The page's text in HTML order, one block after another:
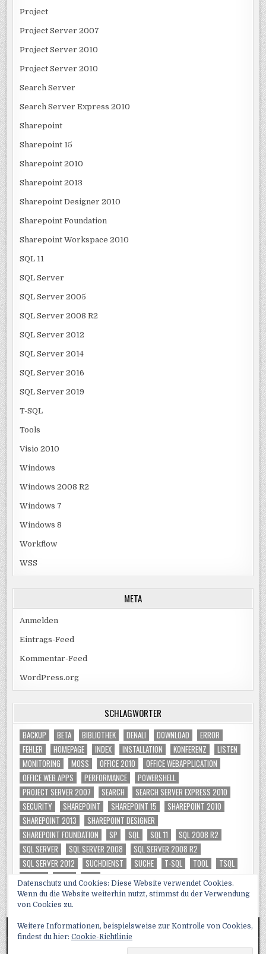
Project
Project Server 2007
Project Server 2010
Project Server 2010
Search Server
Search Server Express 2010
Sharepoint
Sharepoint 15
Sharepoint 2010
Sharepoint 2013
Sharepoint Designer 2010
Sharepoint Foundation
Sharepoint Workspace 2010
SQL 11
SQL Server
SQL Server 2005
SQL Server 2008 R2
SQL Server 2012
SQL Server 2014
SQL Server 2016
SQL Server 2019
T-SQL
Tools
Visio 2010
Windows
Windows 2008 R2
Windows 7
Windows 8
Workflow
WSS
META
Anmelden
Eintrags-Feed
Kommentar-Feed
WordPress.org
SCHLAGWÖRTER
BACKUP BETA BIBLIOTHEK DENALI DOWNLOAD
ERROR
FEHLER
HOMEPAGE INDEX INSTALLATION KONFERENZ
LISTEN
MONITORING
MOSS OFFICE 2010
OFFICE WEBAPPLICATION
OFFICE WEB APPS
PERFORMANCE
POWERSHELL
PROJECT SERVER 2007
SEARCH
SEARCH SERVER EXPRESS 2010
SECURITY
SHAREPOINT SHAREPOINT 15
SHAREPOINT 2010
SHAREPOINT 2013
SHAREPOINT DESIGNER
SHAREPOINT FOUNDATION
SP SQL SQL 11
SQL 2008 R2
SQL SERVER
SQL SERVER 2008
SQL SERVER 2008 R2
SQL SERVER 2012
SUCHDIENST SUCHE T-SQL TOOL
TSQL
TUNING
VIDEO WSS
Copyright © 2026 SQL, Sharepoint und Co
Datenschutz und Cookies: Diese Website verwendet Cookies.
Wenn du die Website weiterhin nutzt, stimmst du der Verwendung
von Cookies zu.
Weitere Informationen, beispielsweise zur Kontrolle von Cookies,
findest du hier: Cookie-Richtlinie